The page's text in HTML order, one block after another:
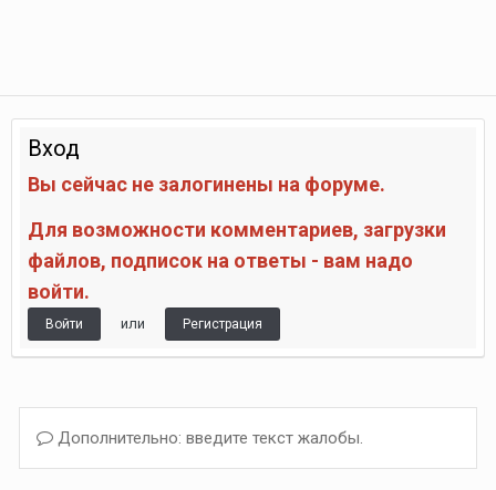
Вход
Вы сейчас не залогинены на форуме.
Для возможности комментариев, загрузки
файлов, подписок на ответы - вам надо
войти.
Войти или Регистрация
Дополнительно: введите текст жалобы.